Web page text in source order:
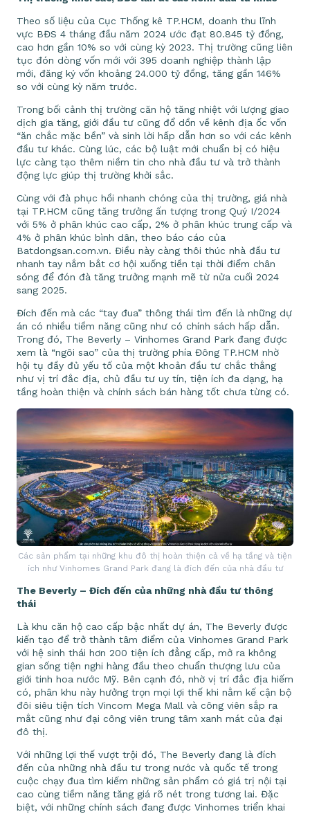
Theo số liệu của Cục Thống kê TP.HCM, doanh thu lĩnh
vực BĐS 4 tháng đầu năm 2024 ước đạt 80.845 tỷ đồng,
cao hơn gần 10% so với cùng kỳ 2023. Thị trường cũng liên
tục đón dòng vốn mới với 395 doanh nghiệp thành lập
mới, đăng ký vốn khoảng 24.000 tỷ đồng, tăng gần 146%
so với cùng kỳ năm trước.
Trong bối cảnh thị trường căn hộ tăng nhiệt với lượng giao
dịch gia tăng, giới đầu tư cũng đổ dồn về kênh địa ốc vốn
“ăn chắc mặc bền” và sinh lời hấp dẫn hơn so với các kênh
đầu tư khác. Cùng lúc, các bộ luật mới chuẩn bị có hiệu
lực càng tạo thêm niềm tin cho nhà đầu tư và trở thành
động lực giúp thị trường khởi sắc.
Cùng với đà phục hồi nhanh chóng của thị trường, giá nhà
tại TP.HCM cũng tăng trưởng ấn tượng trong Quý I/2024
với 5% ở phân khúc cao cấp, 2% ở phân khúc trung cấp và
4% ở phân khúc bình dân, theo báo cáo của
Batdongsan.com.vn. Điều này càng thôi thúc nhà đầu tư
nhanh tay nắm bắt cơ hội xuống tiền tại thời điểm chân
sóng để đón đà tăng trưởng mạnh mẽ từ nửa cuối 2024
sang 2025.
Đích đến mà các “tay đua” thông thái tìm đến là những dự
án có nhiều tiềm năng cũng như có chính sách hấp dẫn.
Trong đó, The Beverly – Vinhomes Grand Park đang được
xem là “ngôi sao” của thị trường phía Đông TP.HCM nhờ
hội tụ đầy đủ yếu tố của một khoản đầu tư chắc thắng
như vị trí đắc địa, chủ đầu tư uy tín, tiện ích đa dạng, hạ
tầng hoàn thiện và chính sách bán hàng tốt chưa từng có.
Các sản phẩm tại những khu đô thị hoàn thiện cả về hạ tầng và tiện
ích như Vinhomes Grand Park đang là đích đến của nhà đầu tư
The Beverly – Đích đến của những nhà đầu tư thông
thái
Là khu căn hộ cao cấp bậc nhất dự án, The Beverly được
kiến tạo để trở thành tâm điểm của Vinhomes Grand Park
với hệ sinh thái hơn 200 tiện ích đẳng cấp, mở ra không
gian sống tiện nghi hàng đầu theo chuẩn thượng lưu của
giới tinh hoa nước Mỹ. Bên cạnh đó, nhờ vị trí đắc địa hiếm
có, phân khu này hưởng trọn mọi lợi thế khi nằm kế cận bộ
đôi siêu tiện tích Vincom Mega Mall và công viên sắp ra
mắt cũng như đại công viên trung tâm xanh mát của đại
đô thị.
Với những lợi thế vượt trội đó, The Beverly đang là đích
đến của những nhà đầu tư trong nước và quốc tế trong
cuộc chạy đua tìm kiếm những sản phẩm có giá trị nội tại
cao cùng tiềm năng tăng giá rõ nét trong tương lai. Đặc
biệt, với những chính sách đang được Vinhomes triển khai